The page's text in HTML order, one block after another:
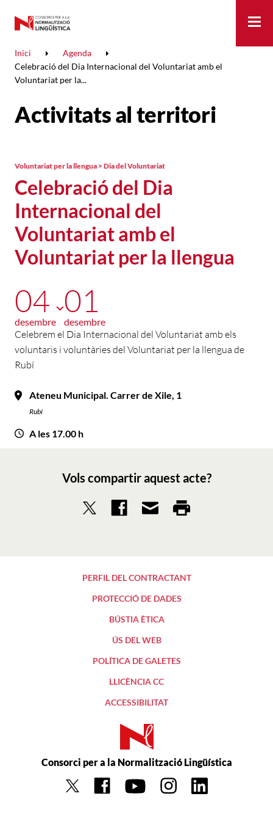
Inici
Agenda
Celebració del Dia Internacional del Voluntariat amb el
Voluntariat per la...
Activitats al territori
Celebració del Dia
Internacional del
Voluntariat amb el
Voluntariat per la llengua
Voluntariat per la llengua > Dia del Voluntariat
04
desembre
01
desembre
Celebrem el Dia Internacional del Voluntariat amb els
voluntaris i voluntàries del Voluntariat per la llengua de
Rubí
Ateneu Municipal. Carrer de Xile, 1
Rubí
A les 17.00 h
Vols compartir aquest acte?
PERFIL DEL CONTRACTANT
PROTECCIÓ DE DADES
BÚSTIA ÈTICA
ÚS DEL WEB
POLÍTICA DE GALETES
LLICÈNCIA CC
ACCESSIBILITAT
Consorci per a la Normalització Lingüística